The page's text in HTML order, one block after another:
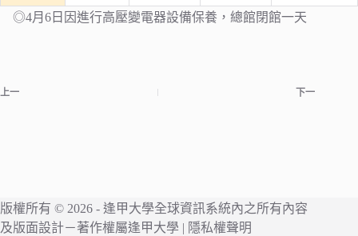
◎4月6日因進行高壓變電器設備保養，總館閉館一天
上一 下一
版權所有 © 2026 - 逢甲大學全球資訊系統內之所有內容
及版面設計－著作權屬逢甲大學 | 隱私權聲明